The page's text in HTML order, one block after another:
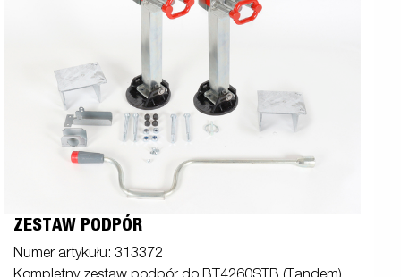
ZESTAW PODPÓR
Numer artykułu: 313372